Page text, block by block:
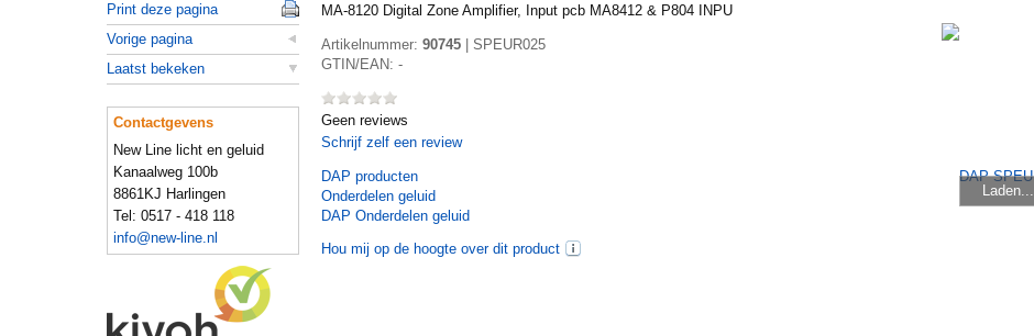
MA-8120 Digital Zone Amplifier, Input pcb MA8412 & P804 INPU
Laden...
Artikelnummer: 90745
SPEUR025
GTIN/EAN: -
Geen reviews
Schrijf zelf een review
DAP producten
Onderdelen geluid
DAP Onderdelen geluid
Hou mij op de hoogte over dit product
Print deze pagina
Vorige pagina
Laatst bekeken
Contactgevens
New Line licht en geluid
Kanaalweg 100b
8861KJ Harlingen
Tel: 0517 - 418 118
info@new-line.nl